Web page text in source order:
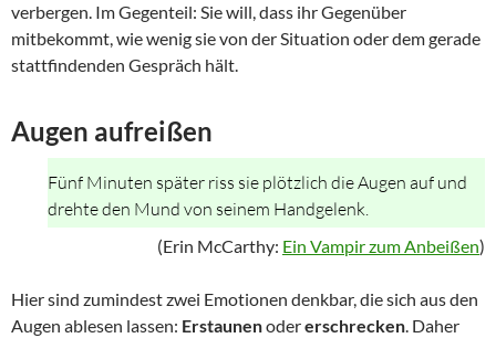
verbergen. Im Gegenteil: Sie will, dass ihr Gegenüber
mitbekommt, wie wenig sie von der Situation oder dem gerade
stattfindenden Gespräch hält.
Augen aufreißen
Fünf Minuten später riss sie plötzlich die Augen auf und
drehte den Mund von seinem Handgelenk.
(Erin McCarthy: Ein Vampir zum Anbeißen)
Hier sind zumindest zwei Emotionen denkbar, die sich aus den
Augen ablesen lassen: Erstaunenodererschrecken. Daher